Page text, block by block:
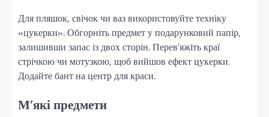
Для пляшок, свічок чи ваз використовуйте техніку
«цукерки». Обгорніть предмет у подарунковий папір,
залишивши запас із двох сторін. Перев’яжіть краї
стрічкою чи мотузкою, щоб вийшов ефект цукерки.
Додайте бант на центр для краси.
М’які предмети